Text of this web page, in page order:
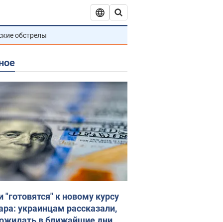
обстрелы
"готовятся" к новому курсу
украинцам рассказали,